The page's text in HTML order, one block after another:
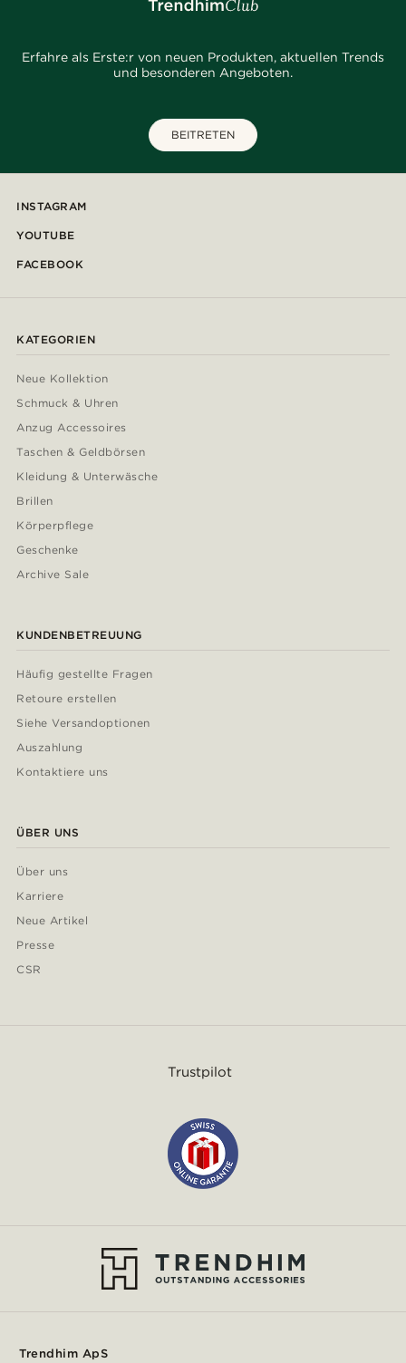
Erfahre als Erste:r von neuen Produkten, aktuellen Trends
und besonderen Angeboten.
BEITRETEN
INSTAGRAM
YOUTUBE
FACEBOOK
KATEGORIEN
Neue Kollektion
Schmuck & Uhren
Anzug Accessoires
Taschen & Geldbörsen
Kleidung & Unterwäsche
Brillen
Körperpflege
Geschenke
Archive Sale
KUNDENBETREUUNG
Häufig gestellte Fragen
Retoure erstellen
Siehe Versandoptionen
Auszahlung
Kontaktiere uns
ÜBER UNS
Über uns
Karriere
Neue Artikel
Presse
CSR
Trustpilot
Trendhim ApS